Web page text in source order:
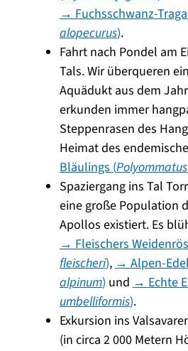
→ Fuchsschwanz-
alopecurus).
Fahrt nach Pondel am
Tals. Wir überqueren
Aquädukt aus dem
erkunden immer
Steppenrasen des
Heimat des
Bläulings (
Spaziergang ins Tal
eine große Population
Apollos existiert. Es
→ Fleischers
fleischeri),→ Alpen-
alpinum) und → Echte
umbelliformis).
Exkursion ins
(in circa 2 000 Metern